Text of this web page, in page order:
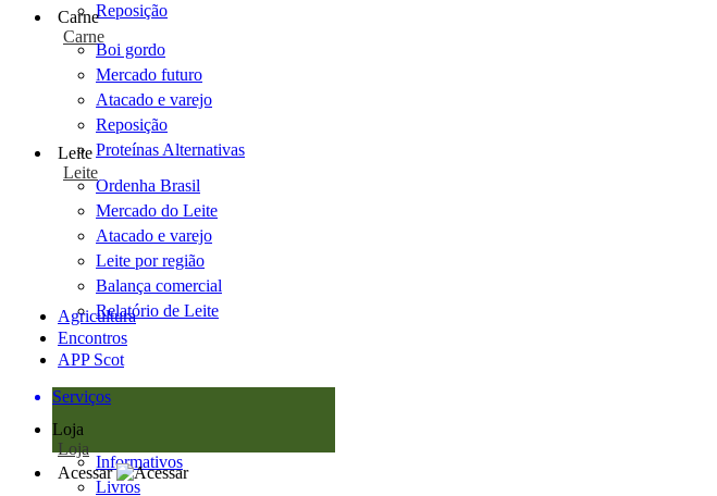
Reposição
Carne
Carne
Boi gordo
Mercado futuro
Atacado e varejo
Reposição
Proteínas Alternativas
Leite
Leite
Ordenha Brasil
Mercado do Leite
Atacado e varejo
Leite por região
Balança comercial
Relatório de Leite
Agricultura
Encontros
APP Scot
Serviços
Loja
Loja
Informativos
Livros
Acessar